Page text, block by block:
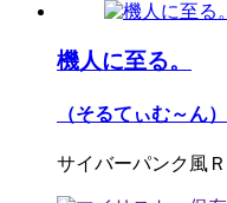
機人に至る。
（そるてぃむ～ん）
サイバーパンク風